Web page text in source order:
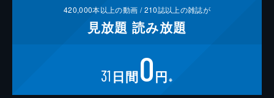
420,000本以上の動画 /210誌以上の雑誌が
見放題 読み放題
31 日間0円 ※